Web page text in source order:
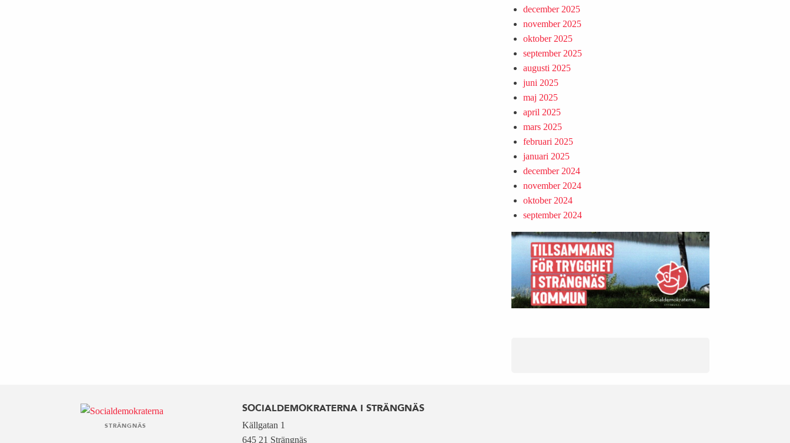
december 2025
november 2025
oktober 2025
september 2025
augusti 2025
juni 2025
maj 2025
april 2025
mars 2025
februari 2025
januari 2025
december 2024
november 2024
oktober 2024
september 2024
STRÄNGNÄS
SOCIALDEMOKRATERNA I STRÄNGNÄS
Källgatan 1
645 21 Strängnäs